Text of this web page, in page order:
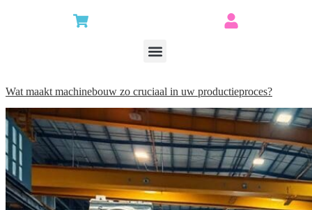
Wat maakt machinebouw zo cruciaal in uw productieproces?